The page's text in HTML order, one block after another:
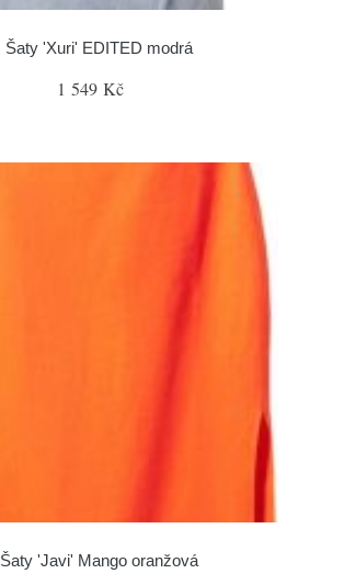
Šaty 'Xuri' EDITED modrá
1 549 Kč
Šaty 'Javi' Mango oranžová